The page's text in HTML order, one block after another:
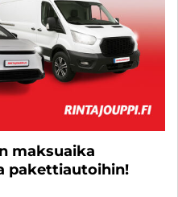
maksuaika
pakettiautoihin!